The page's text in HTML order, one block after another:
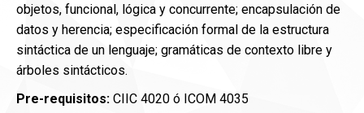
objetos, funcional, lógica y concurrente; encapsulación de
datos y herencia; especificación formal de la estructura
sintáctica de un lenguaje; gramáticas de contexto libre y
árboles sintácticos.
Pre-requisitos: CIIC 4020 ó ICOM 4035